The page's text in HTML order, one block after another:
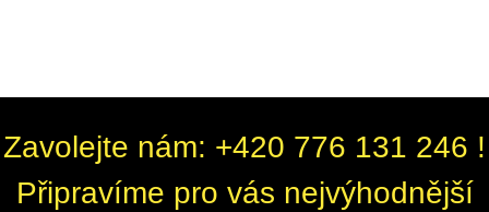
Zavolejte nám: +420 776 131 246 !
Připravíme pro vás nejvýhodnější